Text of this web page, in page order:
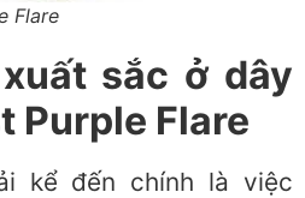
Flare
sắc ở dây
Purple Flare
kể đến chính là việc